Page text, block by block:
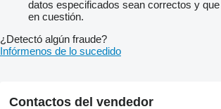
datos especificados sean correctos y
en cuestión.
¿Detectó algún fraude?
Infórmenos de lo sucedido
Contactos del vendedor